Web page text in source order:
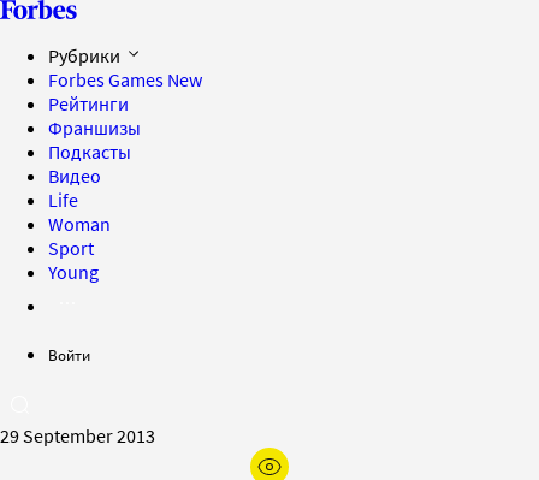
Рубрики
Forbes Games New
Рейтинги
Франшизы
Подкасты
Видео
Life
Woman
Sport
Young
Войти
29 September 2013